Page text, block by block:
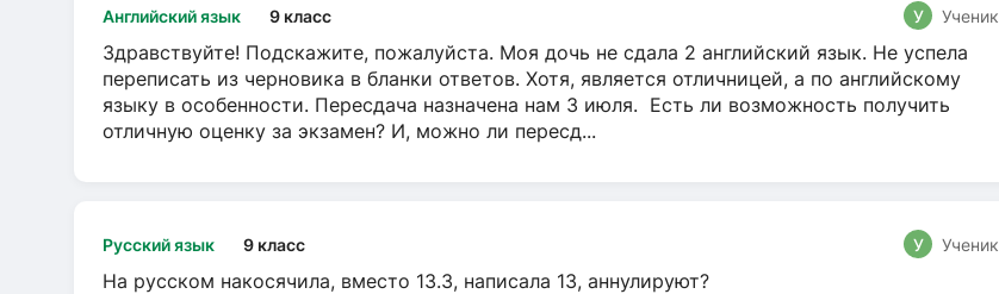
Английский язык 9 класс У Ученик
Здравствуйте! Подскажите, пожалуйста. Моя дочь не сдала 2 английский язык. Не успела
переписать из черновика в бланки ответов. Хотя, является отличницей, а по английскому
языку в особенности. Пересдача назначена нам 3 июля. Есть ли возможность получить
отличную оценку за экзамен? И, можно ли пересд...
Русский язык 9 класс У Ученик
На русском накосячила, вместо 13.3, написала 13, аннулируют?